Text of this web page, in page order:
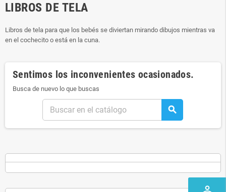
LIBROS DE TELA
Libros de tela para que los bebés se diviertan mirando dibujos mientras va
en el cochecito o está en la cuna.
Sentimos los inconvenientes ocasionados.
Busca de nuevo lo que buscas
search